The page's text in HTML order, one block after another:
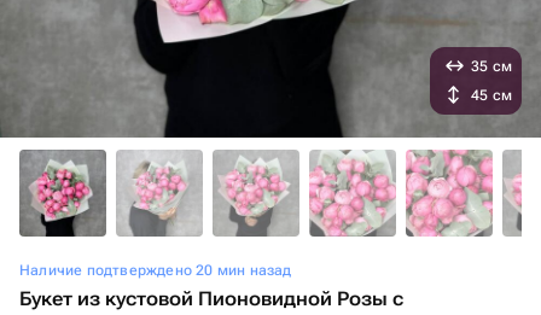
Наличие подтверждено 20 мин назад
Букет из кустовой Пионовидной Розы с
35 см
45 см